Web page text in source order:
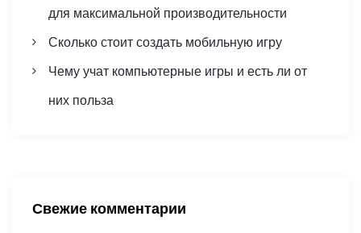
для максимальной производительности
Сколько стоит создать мобильную игру
Чему учат компьютерные игры и есть ли от
них польза
Свежие комментарии